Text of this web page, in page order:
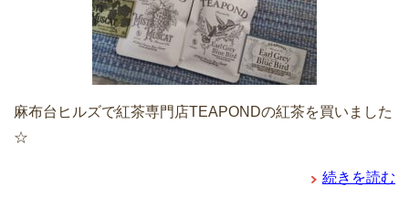
麻布台ヒルズで紅茶専門店TEAPONDの紅茶を買いました
☆
続きを読む